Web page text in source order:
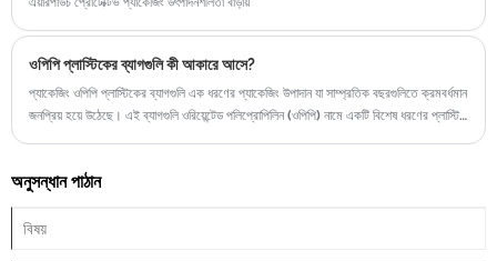
ওপিপি প্লাস্টিকের ব্যাগগুলি কী আকারে আসে?
প্যাকেজিং ওপিপি প্লাস্টিকের ব্যাগগুলি এক ধরণের প্যাকেজিং উপাদান যা সাম্প্রতিক বছরগুলিতে ক্রমবর্ধমান
জনপ্রিয় হয়ে উঠেছে। এই ব্যাগগুলি ওরিয়েন্টেড পলিপ্রোপিলিন (ওপিপি) নামে একটি বিশেষ ধরণের প্লাস্টিক
অনুসন্ধান পাঠান